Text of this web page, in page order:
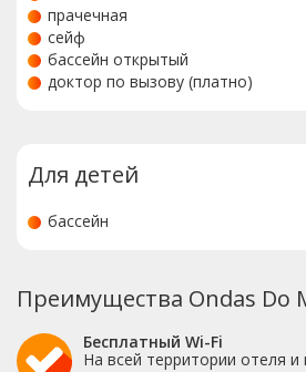
прачечная
сейф
бассейн открытый
доктор по вызову (платно)
Для детей
бассейн
Преимущества Ondas Do
Бесплатный Wi-Fi
На всей территории отеля и